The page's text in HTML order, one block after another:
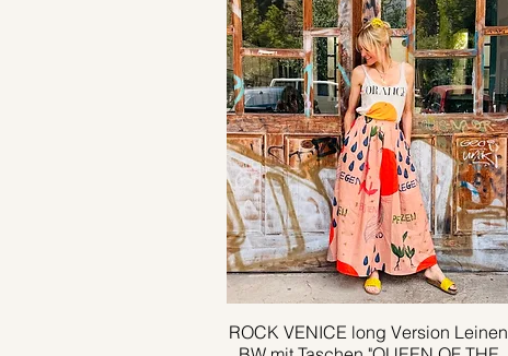
Schnellansicht
ROCK VENICE long Version Leinen